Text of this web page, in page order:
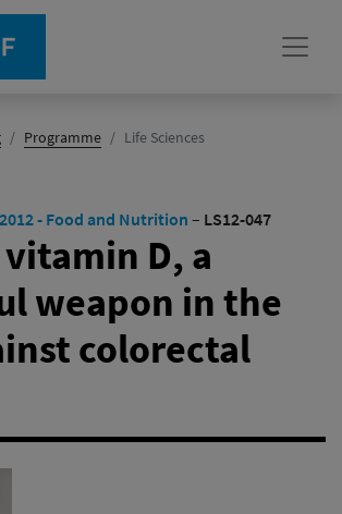
Programme Life Sciences
- Food and Nutrition – LS12-047
D, a
weapon in the
colorectal